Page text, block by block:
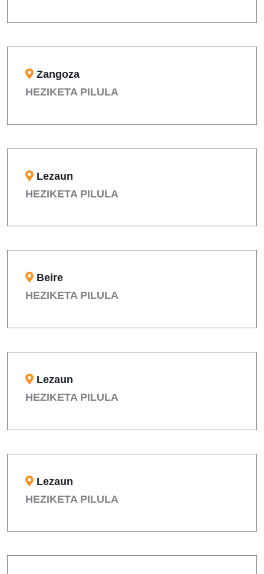
Zangoza
HEZIKETA PILULA
Lezaun
HEZIKETA PILULA
Beire
HEZIKETA PILULA
Lezaun
HEZIKETA PILULA
Lezaun
HEZIKETA PILULA